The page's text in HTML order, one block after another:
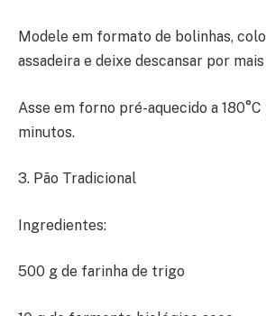
Modele em formato de bolinhas,
assadeira e deixe descansar por
Asse em forno pré-aquecido a
minutos.
3. Pão Tradicional
Ingredientes:
500 g de farinha de trigo